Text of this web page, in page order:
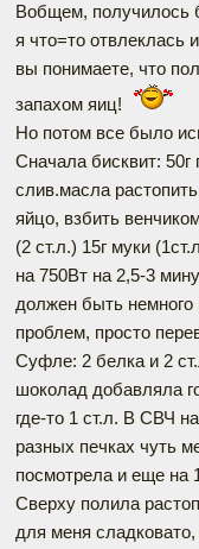
Вобщем, получилось
я что=то отвлеклась
вы понимаете, что
запахом яиц!
Но потом все было
Сначала бисквит: 50г
слив.масла
яйцо, взбить
(2 ст.л.) 15г муки
на 750Вт на 2,5-3
должен быть
проблем, просто
Суфле: 2 белка и 2
шоколад добавляла
где-то 1 ст.л. В СВЧ
разных печках чуть
посмотрела и еще на
Сверху полила
для меня сладковато,